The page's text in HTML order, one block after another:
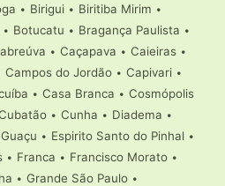
• Birigui • Biritiba Mirim •
• Botucatu • Bragança Paulista •
• Caçapava • Caieiras•
Campos do Jordão• Capivari•
• Casa Branca • Cosmópolis
• Cunha • Diadema •
• Espirito Santo do Pinhal •
• Franca • Francisco Morato •
• Grande São Paulo•